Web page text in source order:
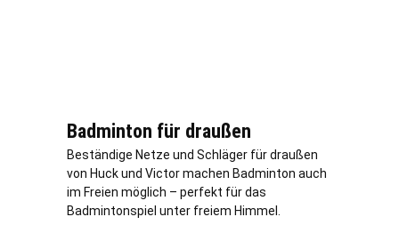
Badminton für draußen
Beständige Netze und Schläger für draußen
von Huck und Victor machen Badminton auch
im Freien möglich – perfekt für das
Badmintonspiel unter freiem Himmel.